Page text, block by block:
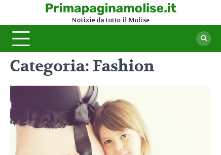
content
Primapaginamolise.it
Notizie da tutto il Molise
Categoria: Fashion